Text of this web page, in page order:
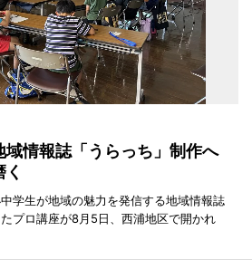
域情報誌「うらっち」制作へ
学生が地域の魅力を発信する地域情報誌
プロ講座が8月5日、西浦地区で開かれ